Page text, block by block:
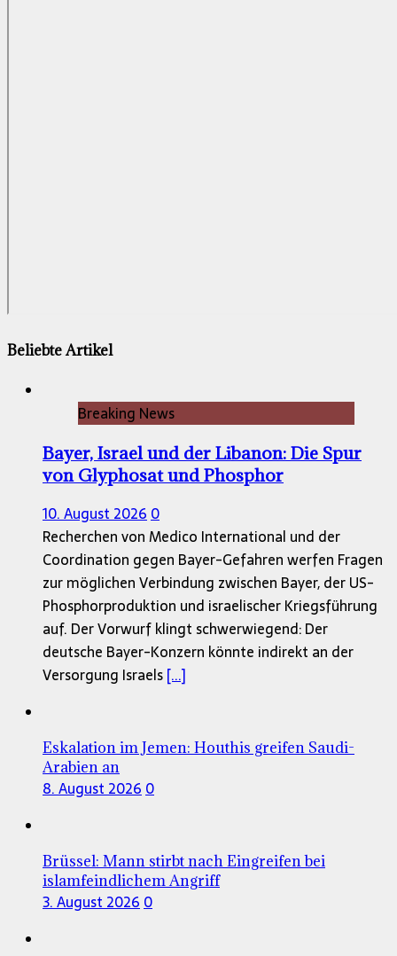
Beliebte Artikel
Breaking News
Bayer, Israel und der Libanon: Die Spur
von Glyphosat und Phosphor
10. August 20260
Recherchen von Medico International und der
Coordination gegen Bayer-Gefahren werfen Fragen
zur möglichen Verbindung zwischen Bayer, der US-
Phosphorproduktion und israelischer Kriegsführung
auf. Der Vorwurf klingt schwerwiegend: Der
deutsche Bayer-Konzern könnte indirekt an der
Versorgung Israels[...]
Eskalation im Jemen: Houthis greifen Saudi-
Arabien an
8. August 20260
Brüssel: Mann stirbt nach Eingreifen bei
islamfeindlichem Angriff
3. August 20260